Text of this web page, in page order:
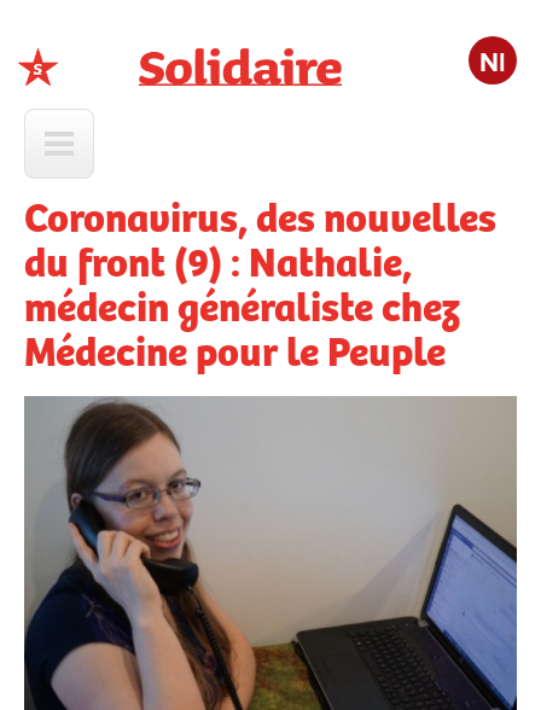
Nl
Coronavirus, des nouvelles
du front (9) : Nathalie,
médecin généraliste chez
Médecine pour le Peuple